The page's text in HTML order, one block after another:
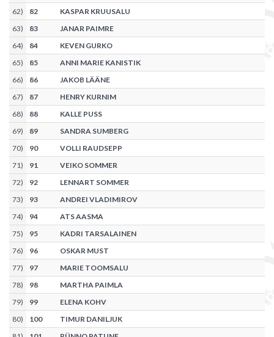
62) 82
KASPAR KRUUSALU
63) 83
JANAR PAIMRE
64) 84
KEVEN GURKO
65) 85
ANNI MARIE KANISTIK
66) 86
JAKOB LÄÄNE
67) 87
HENRY KURNIM
68) 88
KALLE PUSS
69) 89
SANDRA SUMBERG
70) 90
VOLLI RAUDSEPP
71) 91
VEIKO SOMMER
72) 92
LENNART SOMMER
73) 93
ANDREI VLADIMIROV
74) 94
ATS AASMA
75) 95
KADRI TARSALAINEN
76) 96
OSKAR MUST
77) 97
MARIE TOOMSALU
78) 98
MARTHA PAIMLA
79) 99
ELENA KOHV
80) 100
TIMUR DANILJUK